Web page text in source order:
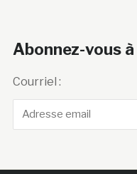
Abonnez-vous
Courriel :